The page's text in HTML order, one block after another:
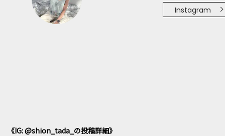
Instagram
《IG: @shion_tada_の投稿詳細》